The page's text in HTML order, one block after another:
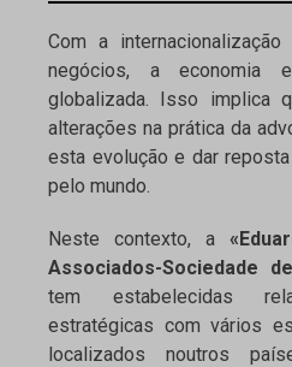
Com a
negócios, a economia
globalizada. Isso implica
alterações na prática da
esta evolução e dar
pelo mundo.
Neste contexto, a
Associados-Sociedade
tem estabelecidas
estratégicas com vários
localizados noutros